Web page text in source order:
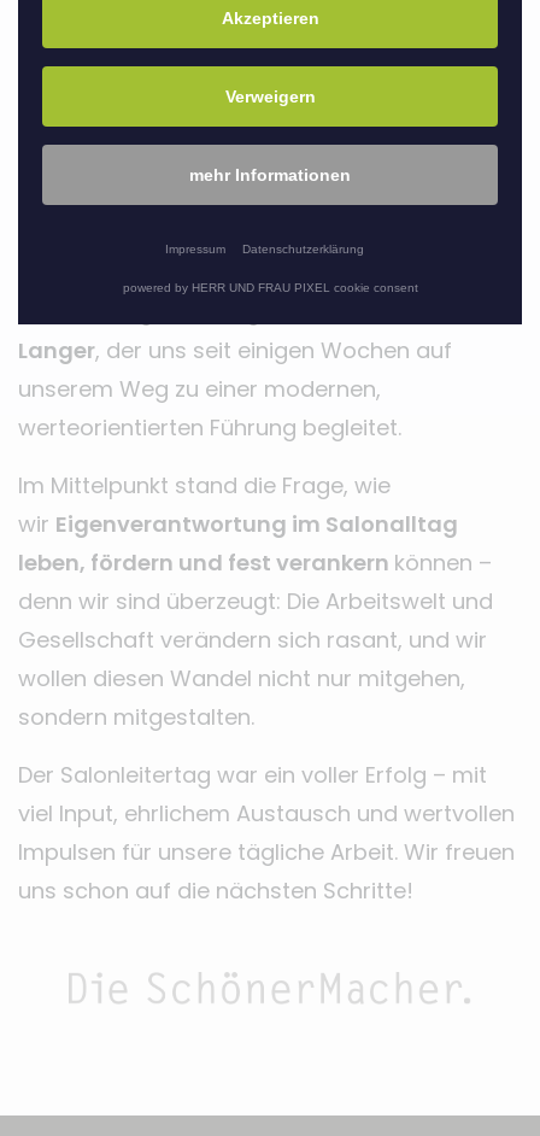
Salonleitungen, sondern auch engagierte
Salonvertreterinnen, unsere Trainerin, die
Teamleitung sowie die Geschäftsführung. Ein
starkes Team, das gemeinsam an einem Ziel
arbeitet: die Zukunft unserer Salons aktiv
mitzugestalten.
Langer, der uns seit einigen Wochen auf
unserem Weg zu einer modernen,
werteorientierten Führung begleitet.
Im Mittelpunkt stand die Frage, wie
wir Eigenverantwortung im Salonalltag
leben, fördern und fest verankern können –
denn wir sind überzeugt: Die Arbeitswelt und
Gesellschaft verändern sich rasant, und wir
wollen diesen Wandel nicht nur mitgehen,
sondern mitgestalten.
Der Salonleitertag war ein voller Erfolg – mit
viel Input, ehrlichem Austausch und wertvollen
Impulsen für unsere tägliche Arbeit. Wir freuen
uns schon auf die nächsten Schritte!
Akzeptieren
Verweigern
mehr Informationen
Impressum Datenschutzerklärung
powered by HERR UND FRAU PIXEL cookie consent